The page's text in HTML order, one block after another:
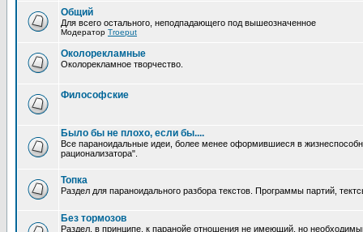
Общий
Для всего остального, неподпадающего под вышеозначенное
Модератор Troeput
Околорекламные
Околорекламное творчество.
Философские
Было бы не плохо, если бы....
Все параноидальные идеи, более менее оформившиеся в
рационализатора".
Топка
Раздел для параноидального разбора текстов. Программы партий,
Без тормозов
Раздел, в принципе, к паранойе отношения не имеющий, но